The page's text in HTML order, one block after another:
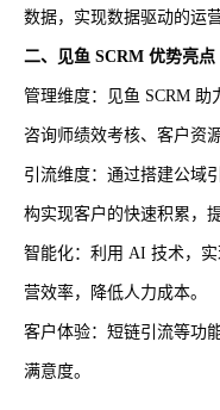
数据，实现数据驱动的运
二、见鱼 SCRM 优势亮点
管理维度：见鱼 SCRM
咨询师绩效考核、客户资
引流维度：通过搭建公域
构实现客户的快速积累，
智能化：利用 AI 技术，
营效率，降低人力成本。
客户体验：短链引流等功
满意度。